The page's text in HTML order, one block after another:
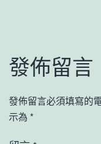
發佈留言
發佈留言必須填寫的
示為 *